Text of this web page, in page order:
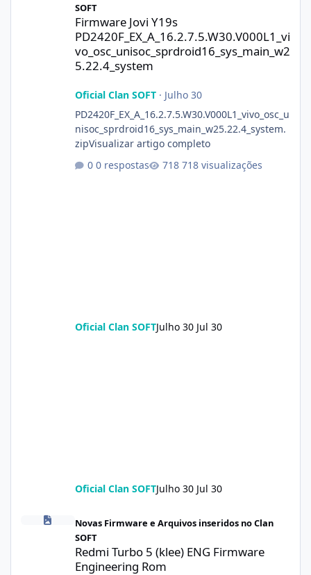
SOFT
Firmware Jovi Y19s
PD2420F_EX_A_16.2.7.5.W30.V000L1_vi
vo_osc_unisoc_sprdroid16_sys_main_w2
5.22.4_system
Oficial Clan SOFT· Julho 30
PD2420F_EX_A_16.2.7.5.W30.V000L1_vivo_osc_u
nisoc_sprdroid16_sys_main_w25.22.4_system.
zipVisualizar artigo completo
0 respostas
718 visualizações
Oficial Clan SOFTJulho 30 Jul 30
Oficial Clan SOFTJulho 30 Jul 30
Redmi Turbo 5 (klee) ENG Firmware Engineering Rom
Novas Firmware e Arquivos inseridos no Clan
SOFT
Redmi Turbo 5 (klee) ENG Firmware
Engineering Rom